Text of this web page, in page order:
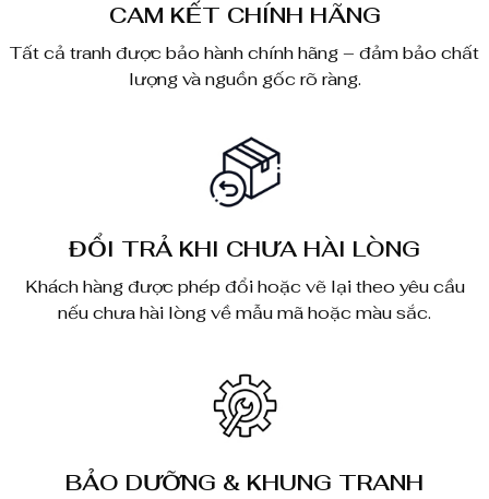
CAM KẾT CHÍNH HÃNG
Tất cả tranh được bảo hành chính hãng – đảm bảo chất
lượng và nguồn gốc rõ ràng.
ĐỔI TRẢ KHI CHƯA HÀI LÒNG
Khách hàng được phép đổi hoặc vẽ lại theo yêu cầu
nếu chưa hài lòng về mẫu mã hoặc màu sắc.
BẢO DƯỠNG & KHUNG TRANH